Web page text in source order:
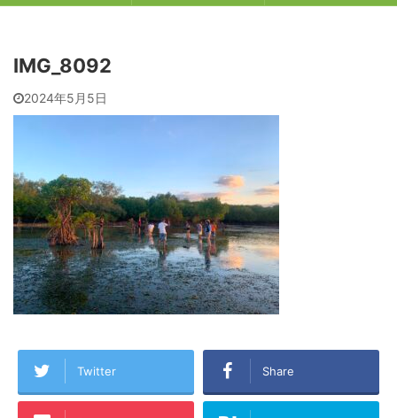
IMG_8092
2024年5月5日
Twitter Share